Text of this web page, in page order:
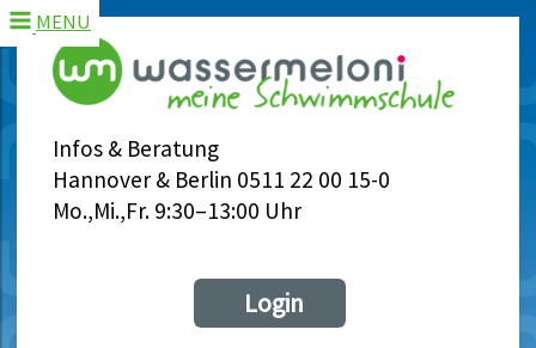
Infos & Beratung
Hannover & Berlin 0511 22 00 15-0
Mo.,Mi.,Fr. 9:30–13:00 Uhr
MENU
Login